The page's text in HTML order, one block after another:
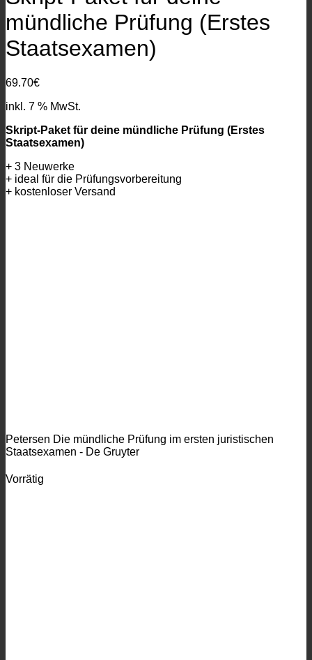
mündliche Prüfung (Erstes
Staatsexamen)
69.70€
inkl. 7 % MwSt.
Skript-Paket für deine mündliche Prüfung (Erstes
Staatsexamen)
+ 3 Neuwerke
+ ideal für die Prüfungsvorbereitung
+ kostenloser Versand
Petersen Die mündliche Prüfung im ersten juristischen
Staatsexamen - De Gruyter
Vorrätig